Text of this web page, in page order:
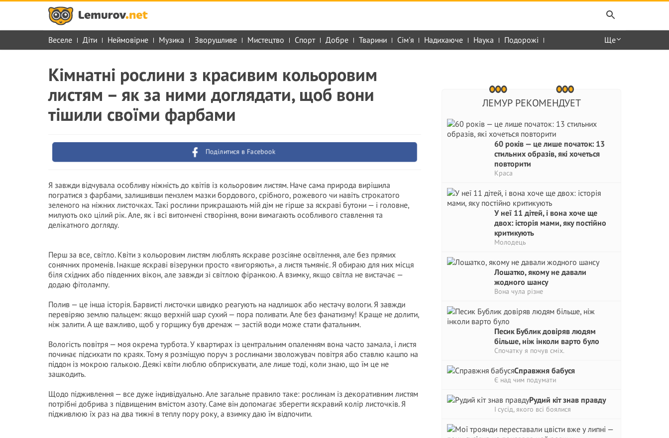
Веселе Діти Неймовірне Музика Зворушливе Мистецтво Спорт Добре Тварини Сім'я Надихаюче Наука Подорожі Ще
ЛЕМУР РЕКОМЕНДУЕТ
60 років — це лише початок: 13
стильних образів, які хочеться
повторити
Краса
У неї 11 дітей, і вона хоче ще
двох: історія мами, яку постійно
критикують
Молодець
Лошатко, якому не давали
жодного шансу
Вона чула різне
Песик Бублик довіряв людям
більше, ніж інколи варто було
Спочатку я почув сміх.
Справжня бабуся
Є над чим подумати
Рудий кіт знав правду
І сусід, якого всі боялися
Кімнатні рослини з красивим кольоровим
листям – як за ними доглядати, щоб вони
тішили своїми фарбами
Поділитися в Facebook
Я завжди відчувала особливу ніжність до квітів із кольоровим листям. Наче сама природа вирішила
погратися з фарбами, залишивши пензлем мазки бордового, срібного, рожевого чи навіть строкатого
зеленого на ніжних листочках. Такі рослини прикрашають мій дім не гірше за яскраві бутони — і головне,
милують око цілий рік. Але, як і всі витончені створіння, вони вимагають особливого ставлення та
делікатного догляду.
Перш за все, світло. Квіти з кольоровим листям люблять яскраве розсіяне освітлення, але без прямих
сонячних променів. Інакше яскраві візерунки просто «вигоряють», а листя тьмяніє. Я обираю для них місця
біля східних або південних вікон, але завжди зі світлою фіранкою. А взимку, якщо світла не вистачає —
додаю фітолампу.
Полив — це інша історія. Барвисті листочки швидко реагують на надлишок або нестачу вологи. Я завжди
перевіряю землю пальцем: якщо верхній шар сухий — пора поливати. Але без фанатизму! Краще не долити,
ніж залити. А ще важливо, щоб у горщику був дренаж — застій води може стати фатальним.
Вологість повітря — моя окрема турбота. У квартирах із центральним опаленням вона часто замала, і листя
починає підсихати по краях. Тому я розміщую поруч з рослинами зволожувач повітря або ставлю кашпо на
піддон із мокрою галькою. Деякі квіти люблю обприскувати, але лише тоді, коли знаю, що їм це не
зашкодить.
Щодо підживлення — все дуже індивідуально. Але загальне правило таке: рослинам із декоративним листям
потрібні добрива з підвищеним вмістом азоту. Саме він допомагає зберегти яскравий колір листочків. Я
підживлюю їх раз на два тижні в теплу пору року, а взимку даю їм відпочити.